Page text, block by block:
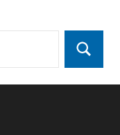
Suchen